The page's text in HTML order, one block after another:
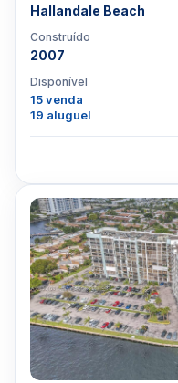
Hallandale Beach
Construído
2007
Disponível
15 venda
19 aluguel